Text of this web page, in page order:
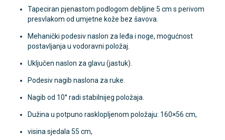
Tapeciran pjenastom podlogom debljine 5 cm s perivom
presvlakom od umjetne kože bez šavova.
Mehanički podesiv naslon za leđa i noge, mogućnost
postavljanja u vodoravni položaj.
Uključen naslon za glavu (jastuk).
Podesiv nagib naslona za ruke.
Nagib od 10° radi stabilnijeg položaja.
Dužina u potpuno rasklopljenom položaju: 160×56 cm,
visina sjedala 55 cm,